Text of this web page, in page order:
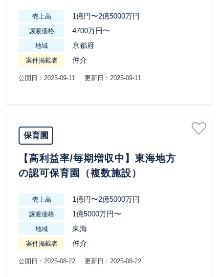
売上高 1億円〜2億5000万円
譲渡価格 4700万円〜
地域 京都府
案件掲載者 仲介
公開日：2025-09-11 更新日：2025-09-11
保育園
【高利益率/毎期増収中】東海地方
の認可保育園（複数施設）
売上高 1億円〜2億5000万円
譲渡価格 1億5000万円〜
地域 東海
案件掲載者 仲介
公開日：2025-08-22 更新日：2025-08-22